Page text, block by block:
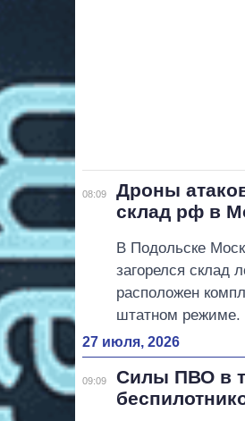
08:09
Дроны
склад рф в
В Подольске
загорелся склад
расположен
штатном режиме.
27 июля, 2026
09:09
Силы ПВО в